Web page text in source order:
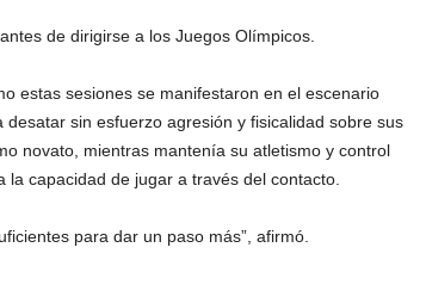
de dirigirse a los Juegos Olímpicos.
estas sesiones se manifestaron en el escenario
sin esfuerzo agresión y fisicalidad sobre sus
novato, mientras mantenía su atletismo y control
capacidad de jugar a través del contacto.
para dar un paso más”, afirmó.